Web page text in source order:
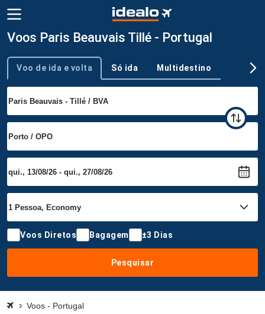
Voos Paris Beauvais Tillé - Portugal
Tipo de viagem
Voo de ida e volta Só ida Multidestino
Voos Diretos Bagagem ±3 Dias
Pesquisar
Voos - Portugal